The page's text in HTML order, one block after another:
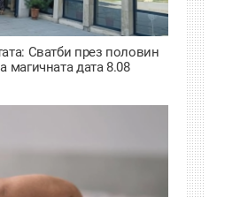
Сватби през половин
магичната дата 8.08